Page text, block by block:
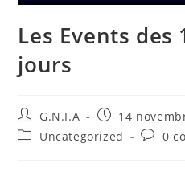
Les Events des
jours
G.N.I.A
14
Uncategorized
0